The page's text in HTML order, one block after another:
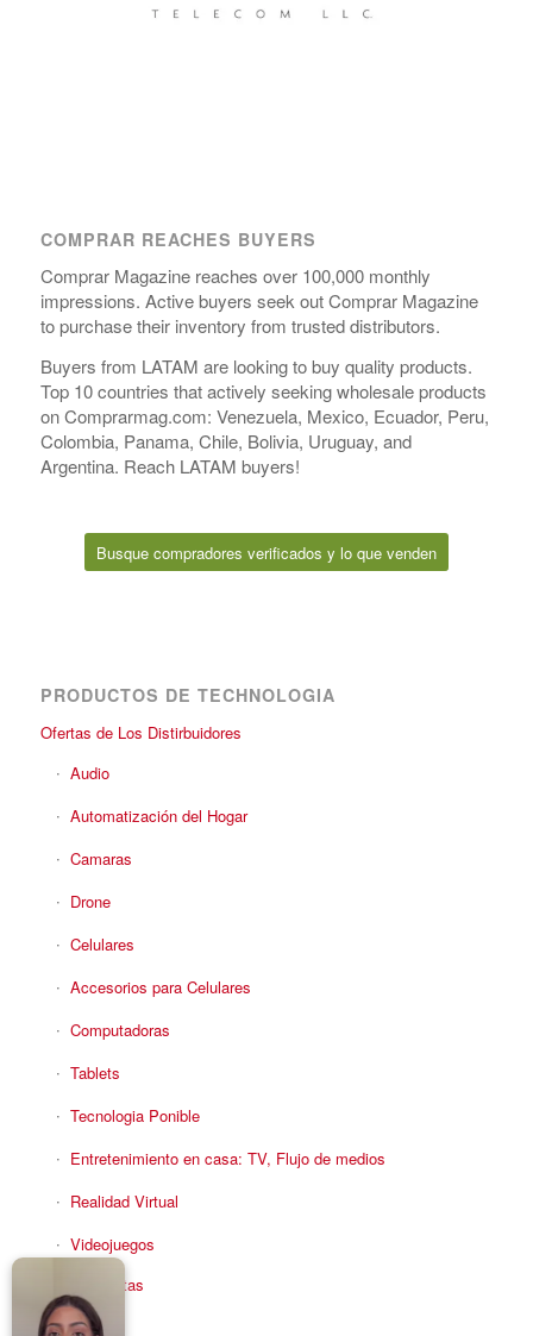
COMPRAR REACHES BUYERS
Comprar Magazine reaches over 100,000 monthly
impressions. Active buyers seek out Comprar Magazine
to purchase their inventory from trusted distributors.
Buyers from LATAM are looking to buy quality products.
Top 10 countries that actively seeking wholesale products
on Comprarmag.com: Venezuela, Mexico, Ecuador, Peru,
Colombia, Panama, Chile, Bolivia, Uruguay, and
Argentina. Reach LATAM buyers!
Busque compradores verificados y lo que venden
PRODUCTOS DE TECHNOLOGIA
Ofertas de Los Distirbuidores
Audio
Automatización del Hogar
Camaras
Drone
Celulares
Accesorios para Celulares
Computadoras
Tablets
Tecnologia Ponible
Entretenimiento en casa: TV, Flujo de medios
Realidad Virtual
Videojuegos
Reciba Ofertas